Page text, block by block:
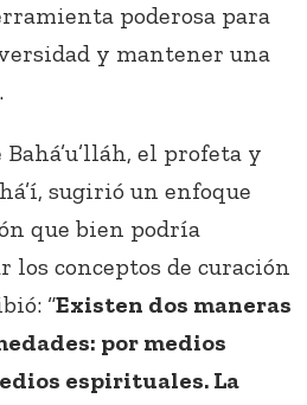
poderosa para
y mantener una
el profeta y
sugirió un enfoque
que bien podría
conceptos de curación
“Existen dos maneras
por medios
espirituales. La